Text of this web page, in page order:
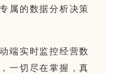
属的数据分析决策
端实时监控经营数
一切尽在掌握，真